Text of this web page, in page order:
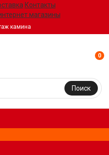
Контакты
магазины
камина
Поиск
0